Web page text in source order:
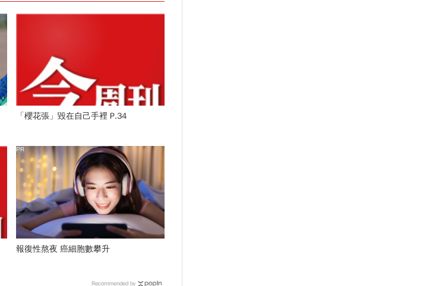
「櫻花張」毀在自己手裡 P.34
報復性熬夜 癌細胞數攀升
PR
Recommended by